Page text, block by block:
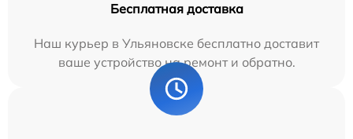
Бесплатная доставка
Наш курьер в Ульяновске бесплатно доставит
ваше устройство на ремонт и обратно.